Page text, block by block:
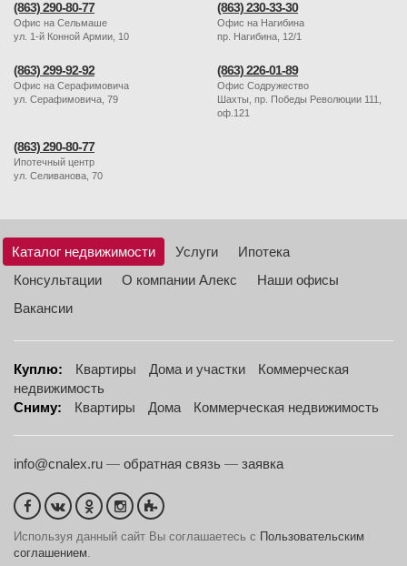
(863) 290-80-77
Офис на Сельмаше
ул. 1-й Конной Армии, 10
(863) 230-33-30
Офис на Нагибина
пр. Нагибина, 12/1
(863) 299-92-92
Офис на Серафимовича
ул. Серафимовича, 79
(863) 226-01-89
Офис Содружество
Шахты, пр. Победы Революции 111,
оф.121
(863) 290-80-77
Ипотечный центр
ул. Селиванова, 70
Каталог недвижимости Услуги
Ипотека
Консультации
О компании Алекс
Наши офисы
Вакансии
Куплю: Квартиры Дома и участки
Коммерческая
недвижимость
Сниму:
Квартиры Дома Коммерческая недвижимость
info@cnalex.ru — обратная связь — заявка
Используя данный сайт Вы соглашаетесь с Пользовательским
соглашением.